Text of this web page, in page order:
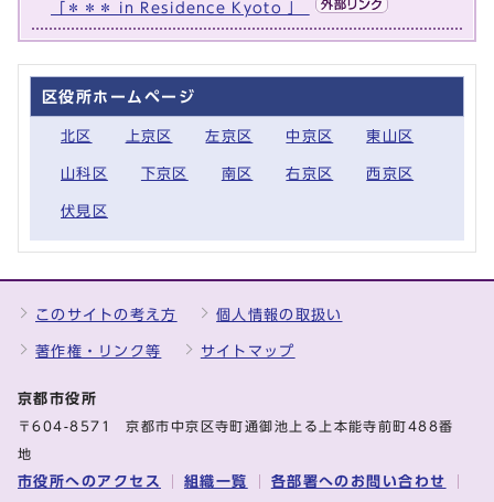
「＊＊＊ in Residence Kyoto 」
区役所ホームページ
北区 上京区 左京区 中京区 東山区
山科区 下京区 南区 右京区 西京区
伏見区
このサイトの考え方 個人情報の取扱い
著作権・リンク等 サイトマップ
京都市役所
〒604-8571 京都市中京区寺町通御池上る上本能寺前町488番
地
市役所へのアクセス 組織一覧 各部署へのお問い合わせ